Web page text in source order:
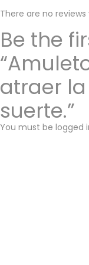
There are no reviews
Be the
atraer
suerte.”
You must be logged